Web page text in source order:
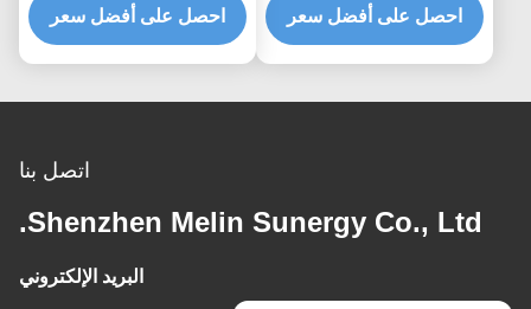
سريع في ساعتين وحماية
360 درجة
احصل على أفضل سعر
شمسية بقدرة 100 واط
وسعة 288 واط في الساعة
احصل على أفضل سعر
اتصل بنا
Shenzhen Melin Sunergy Co., Ltd.
البريد الإلكتروني